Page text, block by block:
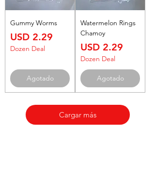
Gummy Worms
Precio
USD 2.29
Dozen Deal
Agotado
Watermelon Rings
Chamoy
Precio
USD 2.29
Dozen Deal
Agotado
Cargar más